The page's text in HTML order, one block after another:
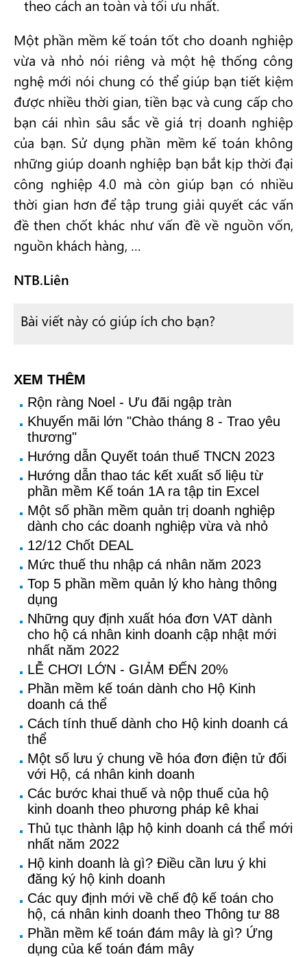
theo cách an toàn và tối ưu nhất.
Một phần mềm kế toán tốt cho doanh nghiệp
vừa và nhỏ nói riêng và một hệ thống công
nghệ mới nói chung có thể giúp bạn tiết kiệm
được nhiều thời gian, tiền bạc và cung cấp cho
bạn cái nhìn sâu sắc về giá trị doanh nghiệp
của bạn. Sử dụng phần mềm kế toán không
những giúp doanh nghiệp bạn bắt kịp thời đại
công nghiệp 4.0 mà còn giúp bạn có nhiều
thời gian hơn để tập trung giải quyết các vấn
đề then chốt khác như vấn đề về nguồn vốn,
nguồn khách hàng, …
NTB.Liên
Bài viết này có giúp ích cho bạn?
XEM THÊM
Rộn ràng Noel - Ưu đãi ngập tràn
Khuyến mãi lớn "Chào tháng 8 - Trao yêu
thương"
Hướng dẫn Quyết toán thuế TNCN 2023
Hướng dẫn thao tác kết xuất số liệu từ
phần mềm Kế toán 1A ra tập tin Excel
Một số phần mềm quản trị doanh nghiệp
dành cho các doanh nghiệp vừa và nhỏ
12/12 Chốt DEAL
Mức thuế thu nhập cá nhân năm 2023
Top 5 phần mềm quản lý kho hàng thông
dụng
Những quy định xuất hóa đơn VAT dành
cho hộ cá nhân kinh doanh cập nhật mới
nhất năm 2022
LỄ CHƠI LỚN - GIẢM ĐẾN 20%
Phần mềm kế toán dành cho Hộ Kinh
doanh cá thể
Cách tính thuế dành cho Hộ kinh doanh cá
thể
Một số lưu ý chung về hóa đơn điện tử đối
với Hộ, cá nhân kinh doanh
Các bước khai thuế và nộp thuế của hộ
kinh doanh theo phương pháp kê khai
Thủ tục thành lập hộ kinh doanh cá thể mới
nhất năm 2022
Hộ kinh doanh là gì? Điều cần lưu ý khi
đăng ký hộ kinh doanh
Các quy định mới về chế độ kế toán cho
hộ, cá nhân kinh doanh theo Thông tư 88
Phần mềm kế toán đám mây là gì? Ứng
dụng của kế toán đám mây